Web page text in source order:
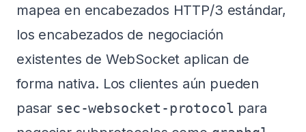
mapea en encabezados HTTP/3 estándar,
los encabezados de negociación
existentes de WebSocket aplican de
forma nativa. Los clientes aún pueden
pasar sec-websocket-protocol para